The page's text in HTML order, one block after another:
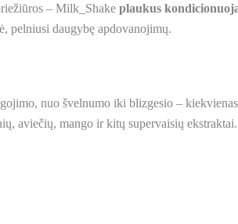
– Milk_Shake plaukus
pelniusi daugybę apdovanojimų.
nuo švelnumo iki blizgesio –
aviečių, mango ir kitų supervaisių ekstraktai.